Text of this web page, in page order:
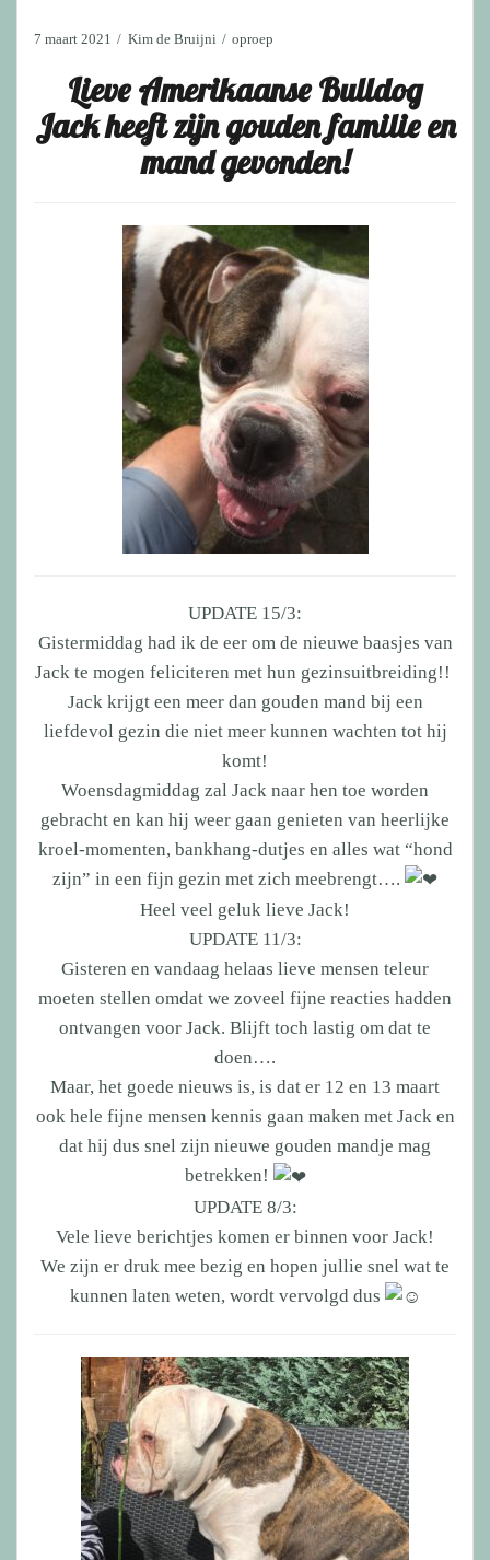
7 maart 2021 Kim de Bruijni oproep
Lieve Amerikaanse Bulldog
Jack heeft zijn gouden familie en
mand gevonden!
UPDATE 15/3:
Gistermiddag had ik de eer om de nieuwe baasjes van
Jack te mogen feliciteren met hun gezinsuitbreiding!!
Jack krijgt een meer dan gouden mand bij een
liefdevol gezin die niet meer kunnen wachten tot hij
komt!
Woensdagmiddag zal Jack naar hen toe worden
gebracht en kan hij weer gaan genieten van heerlijke
kroel-momenten, bankhang-dutjes en alles wat “hond
zijn” in een fijn gezin met zich meebrengt….
Heel veel geluk lieve Jack!
UPDATE 11/3:
Gisteren en vandaag helaas lieve mensen teleur
moeten stellen omdat we zoveel fijne reacties hadden
ontvangen voor Jack. Blijft toch lastig om dat te
doen….
Maar, het goede nieuws is, is dat er 12 en 13 maart
ook hele fijne mensen kennis gaan maken met Jack en
dat hij dus snel zijn nieuwe gouden mandje mag
betrekken!
UPDATE 8/3:
Vele lieve berichtjes komen er binnen voor Jack!
We zijn er druk mee bezig en hopen jullie snel wat te
kunnen laten weten, wordt vervolgd dus